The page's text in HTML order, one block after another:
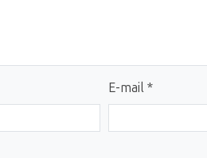
E-mail *